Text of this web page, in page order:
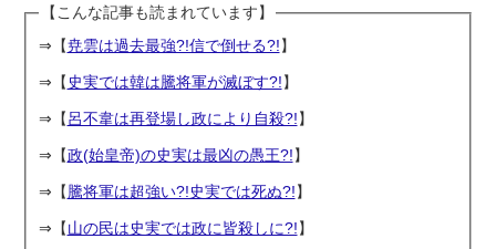
【こんな記事も読まれています】
⇒【尭雲は過去最強?!信で倒せる?!】
⇒【 史実では韓は騰将軍が滅ぼす?!】
⇒【呂不韋は再登場し政により自殺?!】
⇒【政(始皇帝)の史実は最凶の愚王?!】
⇒【騰将軍は超強い?!史実では死ぬ?!】
⇒【山の民は史実では政に皆殺しに?!】